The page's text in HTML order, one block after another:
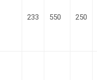
233 550
250